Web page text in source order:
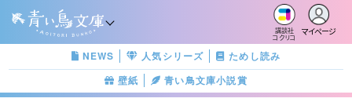
講談社
コクリコ
マイページ
NEWS 人気シリーズ
ためし読み
壁紙
青い鳥文庫小説賞